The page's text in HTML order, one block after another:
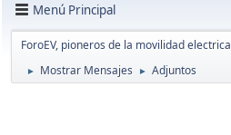
Menú Principal
ForoEV, pioneros de la movilidad electrica
► Mostrar Mensajes ► Adjuntos